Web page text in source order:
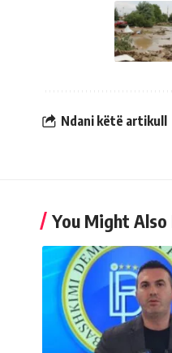
Ndani këtë artikull
You Might Also